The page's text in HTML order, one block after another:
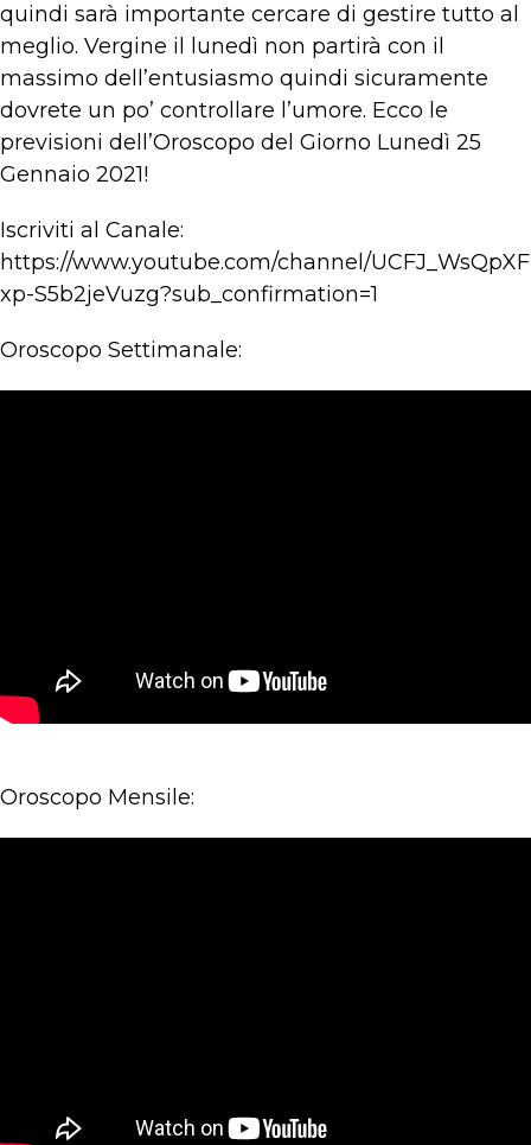
quindi sarà importante cercare di gestire tutto al
meglio. Vergine il lunedì non partirà con il
massimo dell’entusiasmo quindi sicuramente
dovrete un po’ controllare l’umore. Ecco le
previsioni dell’Oroscopo del Giorno Lunedì 25
Gennaio 2021!
Iscriviti al Canale:
https://www.youtube.com/channel/UCFJ_WsQpXF
xp-S5b2jeVuzg?sub_confirmation=1
Oroscopo Settimanale:
Oroscopo Mensile: